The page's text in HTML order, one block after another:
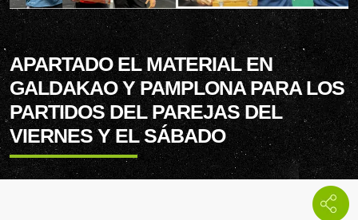
APARTADO EL MATERIAL EN
GALDAKAO Y PAMPLONA PARA LOS
PARTIDOS DEL PAREJAS DEL
VIERNES Y EL SÁBADO